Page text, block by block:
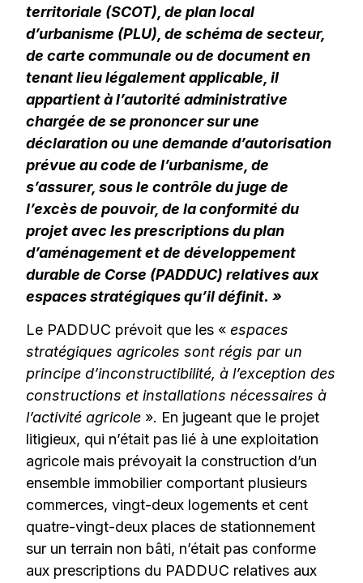
territoriale (SCOT), de plan local
d’urbanisme (PLU), de schéma de secteur,
de carte communale ou de document en
tenant lieu légalement applicable, il
appartient à l’autorité administrative
chargée de se prononcer sur une
déclaration ou une demande d’autorisation
prévue au code de l’urbanisme, de
s’assurer, sous le contrôle du juge de
l’excès de pouvoir, de la conformité du
projet avec les prescriptions du plan
d’aménagement et de développement
durable de Corse (PADDUC) relatives aux
espaces stratégiques qu’il définit. »
Le PADDUC prévoit que les «espaces
stratégiques agricoles sont régis par un
principe d’inconstructibilité, à l’exception des
constructions et installations nécessaires à
l’activité agricole ». En jugeant que le projet
litigieux, qui n’était pas lié à une exploitation
agricole mais prévoyait la construction d’un
ensemble immobilier comportant plusieurs
commerces, vingt-deux logements et cent
quatre-vingt-deux places de stationnement
sur un terrain non bâti, n’était pas conforme
aux prescriptions du PADDUC relatives aux